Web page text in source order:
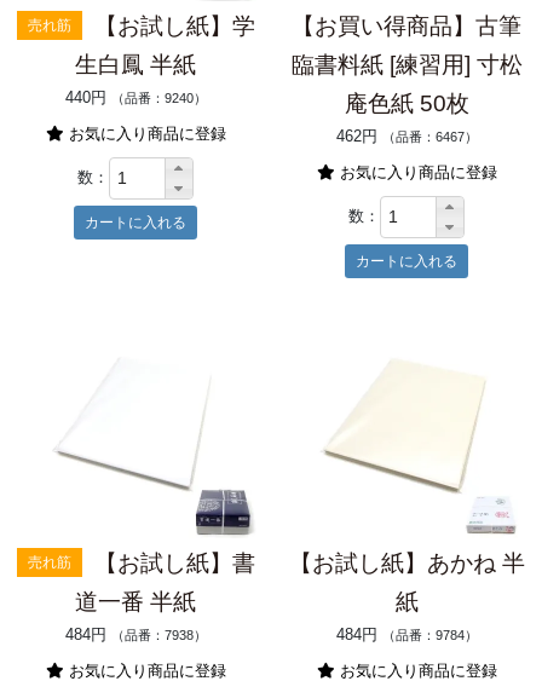
売れ筋
【お試し紙】学
生白鳳 半紙
440円 （品番：9240）
お気に入り商品に登録
数：
【お買い得商品】古筆
臨書料紙 [練習用] 寸松
庵色紙 50枚
462円 （品番：6467）
お気に入り商品に登録
数：
売れ筋
【お試し紙】書
道一番 半紙
484円 （品番：7938）
お気に入り商品に登録
【お試し紙】あかね 半
紙
484円 （品番：9784）
お気に入り商品に登録